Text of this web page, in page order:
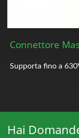
Connettore
Supporta fino a
Hai